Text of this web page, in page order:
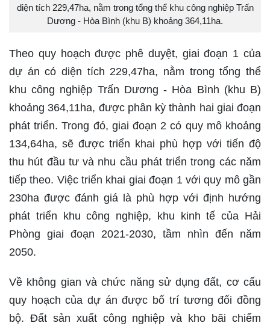
diện tích 229,47ha, nằm trong tổng thể khu công nghiệp Trấn
Dương - Hòa Bình (khu B) khoảng 364,11ha.
Theo quy hoạch được phê duyệt, giai đoạn 1 của
dự án có diện tích 229,47ha, nằm trong tổng thể
khu công nghiệp Trấn Dương - Hòa Bình (khu B)
khoảng 364,11ha, được phân kỳ thành hai giai đoạn
phát triển. Trong đó, giai đoạn 2 có quy mô khoảng
134,64ha, sẽ được triển khai phù hợp với tiến độ
thu hút đầu tư và nhu cầu phát triển trong các năm
tiếp theo. Việc triển khai giai đoạn 1 với quy mô gần
230ha được đánh giá là phù hợp với định hướng
phát triển khu công nghiệp, khu kinh tế của Hải
Phòng giai đoạn 2021-2030, tầm nhìn đến năm
2050.
Về không gian và chức năng sử dụng đất, cơ cấu
quy hoạch của dự án được bố trí tương đối đồng
bộ. Đất sản xuất công nghiệp và kho bãi chiếm